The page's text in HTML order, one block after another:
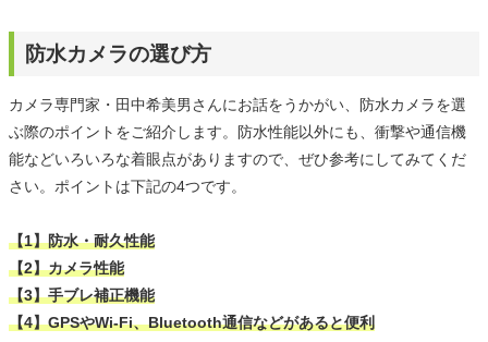
防水カメラの選び方
カメラ専門家・田中希美男さんにお話をうかがい、防水カメラを選
ぶ際のポイントをご紹介します。防水性能以外にも、衝撃や通信機
能などいろいろな着眼点がありますので、ぜひ参考にしてみてくだ
さい。ポイントは下記の4つです。
【1】防水・耐久性能
【2】カメラ性能
【3】手ブレ補正機能
【4】GPSやWi-Fi、Bluetooth通信などがあると便利